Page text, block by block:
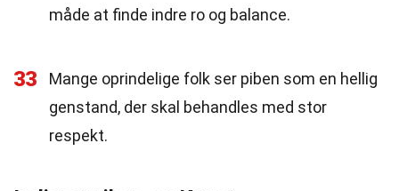
måde at finde indre ro og balance.
33
Mange oprindelige folk ser piben som en hellig
genstand, der skal behandles med stor
respekt.